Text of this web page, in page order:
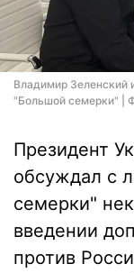
Владимир Зеленский
"Большой семерки" |
Президент
обсуждал с
семерки"
введении
против